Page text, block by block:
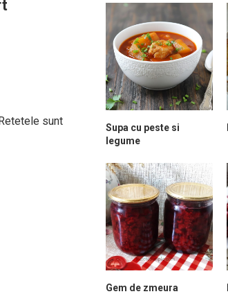
sunt
Supa cu peste si
legume
Gem de zmeura